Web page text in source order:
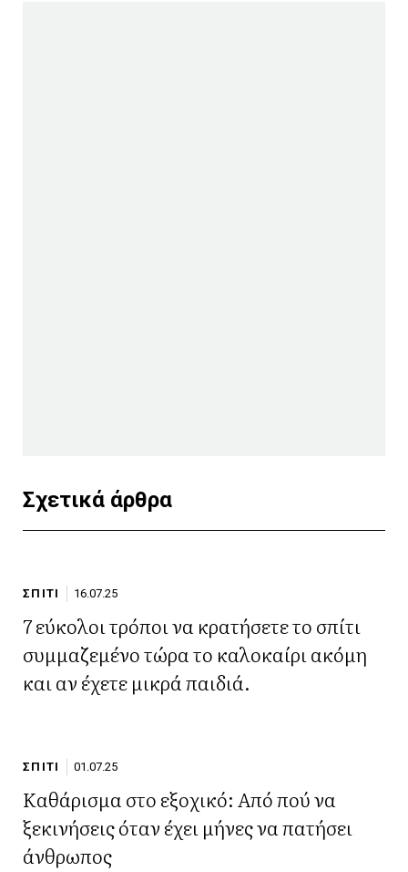
Σχετικά άρθρα
ΣΠΙΤΙ 16.07.25
7 εύκολοι τρόποι να κρατήσετε το σπίτι
συμμαζεμένο τώρα το καλοκαίρι ακόμη
και αν έχετε μικρά παιδιά.
ΣΠΙΤΙ 01.07.25
Καθάρισμα στο εξοχικό: Από πού να
ξεκινήσεις όταν έχει μήνες να πατήσει
άνθρωπος